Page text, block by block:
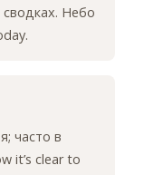
сводках. Небо
часто в
it’s clear to